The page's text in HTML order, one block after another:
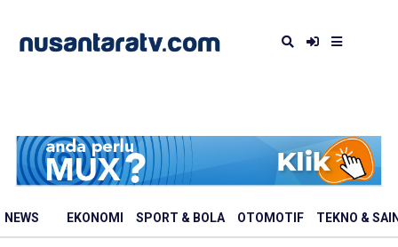
NEWS EKONOMI SPORT & BOLA OTOMOTIF TEKNO &